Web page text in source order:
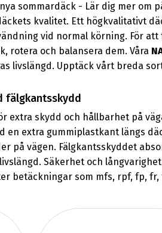
sommardäck - Lär dig mer
kvalitet. Ett högkvalitativt
vid normal körning. För
rotera och balansera dem. Våra
livslängd. Upptäck vårt breda
fälgkantsskydd
extra skydd och hållbarhet på
en extra gummiplastkant längs
på vägen. Fälgkantsskyddet
Säkerhet och
betäckningar som mfs, rpf, fp,